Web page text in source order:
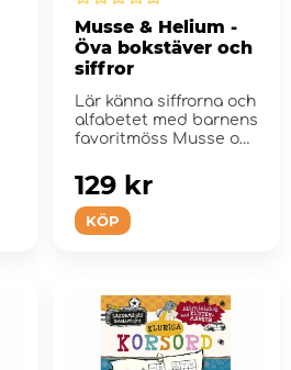
Musse & Helium -
Öva bokstäver och
siffror
Lär känna siffrorna och
alfabetet med barnens
favoritmöss Musse och
KÖP
129 kr